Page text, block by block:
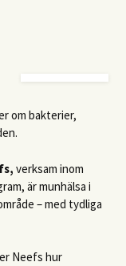
om bakterier,
verksam inom
är munhälsa i
– med tydliga
Neefs hur